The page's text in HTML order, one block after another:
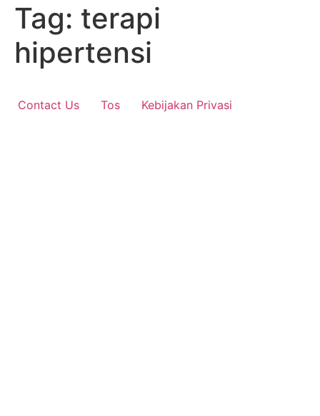
Tag: terapi
hipertensi
Contact Us Tos Kebijakan Privasi